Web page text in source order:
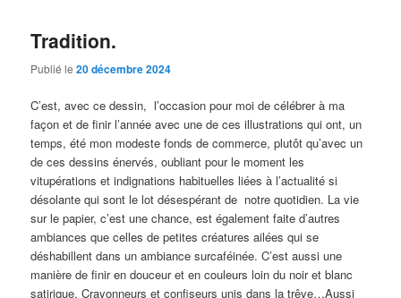
Tradition.
Publié le20 décembre 2024
C’est, avec ce dessin, l’occasion pour moi de célébrer à ma
façon et de finir l’année avec une de ces illustrations qui ont, un
temps, été mon modeste fonds de commerce, plutôt qu’avec un
de ces dessins énervés, oubliant pour le moment les
vitupérations et indignations habituelles liées à l’actualité si
désolante qui sont le lot désespérant de notre quotidien. La vie
sur le papier, c’est une chance, est également faite d’autres
ambiances que celles de petites créatures ailées qui se
déshabillent dans un ambiance surcaféinée. C’est aussi une
manière de finir en douceur et en couleurs loin du noir et blanc
satirique. Crayonneurs et confiseurs unis dans la trêve…Aussi